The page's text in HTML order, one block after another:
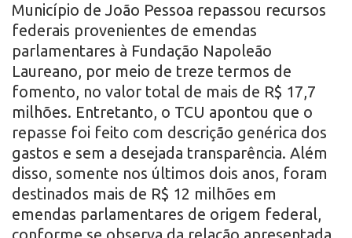
Município de João Pessoa repassou recursos
federais provenientes de emendas
parlamentares à Fundação Napoleão
Laureano, por meio de treze termos de
fomento, no valor total de mais de R$ 17,7
milhões. Entretanto, o TCU apontou que o
repasse foi feito com descrição genérica dos
gastos e sem a desejada transparência. Além
disso, somente nos últimos dois anos, foram
destinados mais de R$ 12 milhões em
emendas parlamentares de origem federal,